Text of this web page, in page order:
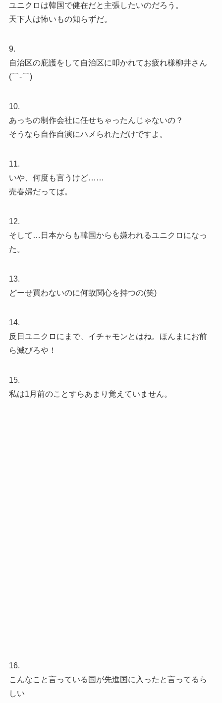
ユニクロは韓国で健在だと主張したいのだろう。
天下人は怖いもの知らずだ。
9.
自治区の庇護をして自治区に叩かれてお疲れ様柳井さん
(⌒‐⌒)
10.
あっちの制作会社に任せちゃったんじゃないの？
そうなら自作自演にハメられただけですよ。
11.
いや、何度も言うけど……
売春婦だってば。
12.
そして…日本からも韓国からも嫌われるユニクロになっ
た。
13.
どーせ買わないのに何故関心を持つの(笑)
14.
反日ユニクロにまで、イチャモンとはね。ほんまにお前
ら滅びろや！
15.
私は1月前のことすらあまり覚えていません。
16.
こんなこと言っている国が先進国に入ったと言ってるら
しい